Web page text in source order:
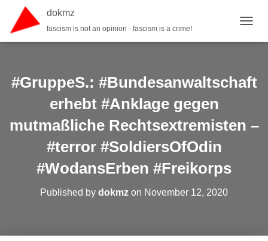
dokmz
fascism is not an opinion - fascism is a crime!
#GruppeS.: #Bundesanwaltschaft
erhebt #Anklage gegen
mutmaßliche Rechtsextremisten –
#terror #SoldiersOfOdin
#WodansErben #Freikorps
Published by dokmz on November 12, 2020